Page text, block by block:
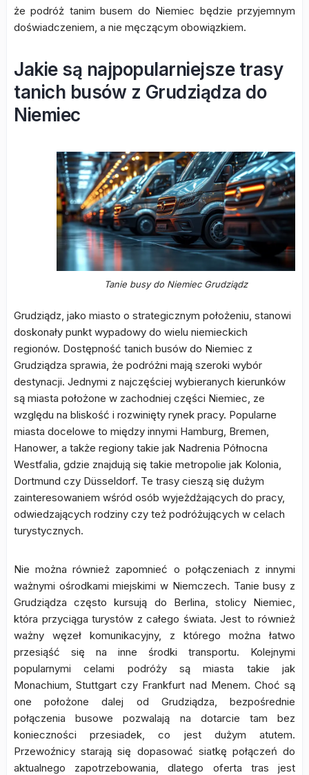
że podróż tanim busem do Niemiec będzie przyjemnym
doświadczeniem, a nie męczącym obowiązkiem.
Jakie są najpopularniejsze trasy
tanich busów z Grudziądza do
Niemiec
Tanie busy do Niemiec Grudziądz
Grudziądz, jako miasto o strategicznym położeniu, stanowi
doskonały punkt wypadowy do wielu niemieckich
regionów. Dostępność tanich busów do Niemiec z
Grudziądza sprawia, że podróżni mają szeroki wybór
destynacji. Jednymi z najczęściej wybieranych kierunków
są miasta położone w zachodniej części Niemiec, ze
względu na bliskość i rozwinięty rynek pracy. Popularne
miasta docelowe to między innymi Hamburg, Bremen,
Hanower, a także regiony takie jak Nadrenia Północna
Westfalia, gdzie znajdują się takie metropolie jak Kolonia,
Dortmund czy Düsseldorf. Te trasy cieszą się dużym
zainteresowaniem wśród osób wyjeżdżających do pracy,
odwiedzających rodziny czy też podróżujących w celach
turystycznych.
Nie można również zapomnieć o połączeniach z innymi
ważnymi ośrodkami miejskimi w Niemczech. Tanie busy z
Grudziądza często kursują do Berlina, stolicy Niemiec,
która przyciąga turystów z całego świata. Jest to również
ważny węzeł komunikacyjny, z którego można łatwo
przesiąść się na inne środki transportu. Kolejnymi
popularnymi celami podróży są miasta takie jak
Monachium, Stuttgart czy Frankfurt nad Menem. Choć są
one położone dalej od Grudziądza, bezpośrednie
połączenia busowe pozwalają na dotarcie tam bez
konieczności przesiadek, co jest dużym atutem.
Przewoźnicy starają się dopasować siatkę połączeń do
aktualnego zapotrzebowania, dlatego oferta tras jest